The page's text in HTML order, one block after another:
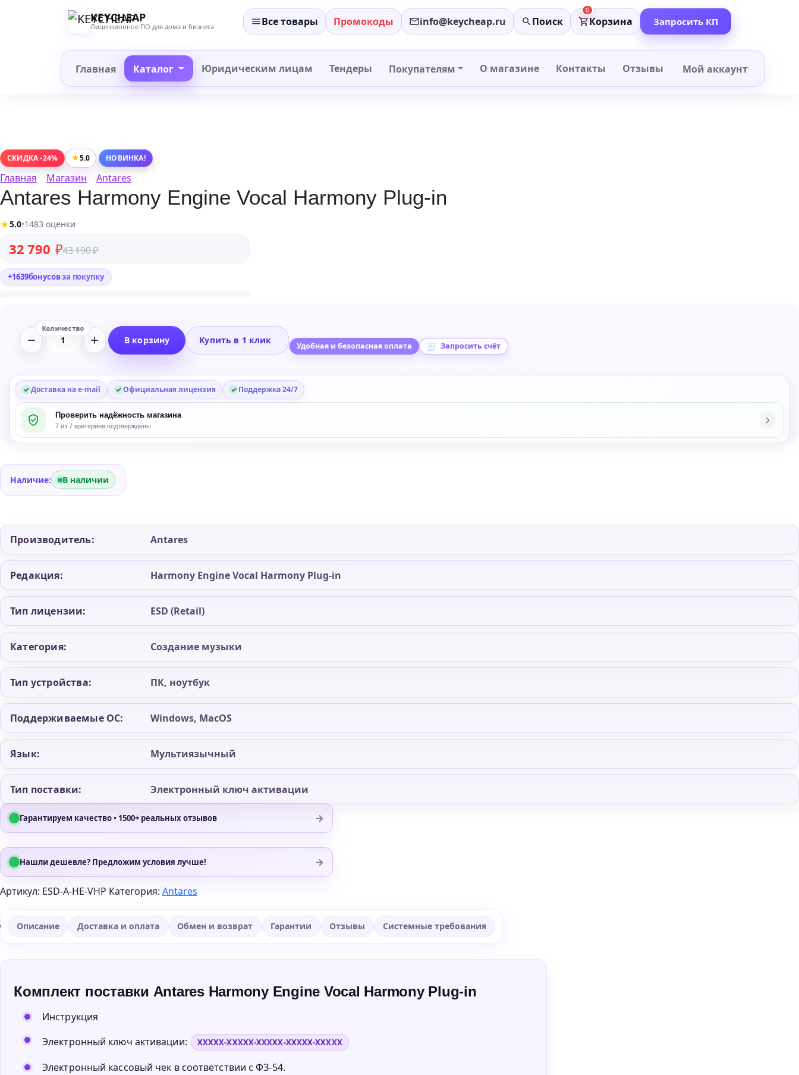
KEYCHEAP
Лицензионное ПО для дома и бизнеса Все товары Промокоды info@keycheap.ru Поиск
0
Корзина Запросить КП
Главная Каталог Юридическим лицам Тендеры Покупателям О магазине Контакты Отзывы Мой аккаунт
СКИДКА -24% ★5.0 НОВИНКА!
Главная Магазин Antares
Antares Harmony Engine Vocal Harmony Plug-in
★5.0•1483 оценки
43 190₽
Первоначальная цена составляла 43 190 ₽.
32 790 ₽
Текущая цена: 32 790 ₽.
+1639бонусовза покупку
Количество
Antares
Harmony
Engine
Vocal
Harmony
Plug-
in
В корзину Купить в 1 клик
Удобная и безопасная оплата Запросить счёт
Доставка на e-mail Официальная лицензия Поддержка 24/7
Проверить надёжность магазина
7 из 7 критериев подтверждены
Наличие: В наличии
Производитель: Antares
Редакция: Harmony Engine Vocal Harmony Plug-in
Тип лицензии: ESD (Retail)
Категория: Создание музыки
Тип устройства: ПК, ноутбук
Поддерживаемые ОС: Windows, MacOS
Язык: Мультиязычный
Тип поставки: Электронный ключ активации
Гарантируем качество • 1500+ реальных отзывов →
Нашли дешевле? Предложим условия лучше! →
Артикул: ESD-A-HE-VHP Категория: Antares
Описание Доставка и оплата Обмен и возврат Гарантии Отзывы Системные требования
Комплект поставки Antares Harmony Engine Vocal Harmony Plug-in
Инструкция
Электронный ключ активации:
XXXXX-XXXXX-XXXXX-XXXXX-XXXXX
Электронный кассовый чек в соответствии с ФЗ-54.
− +